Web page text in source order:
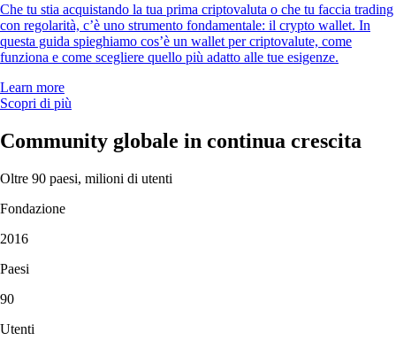
Che tu stia acquistando la tua prima criptovaluta o che tu faccia trading
con regolarità, c’è uno strumento fondamentale: il crypto wallet. In
questa guida spieghiamo cos’è un wallet per criptovalute, come
funziona e come scegliere quello più adatto alle tue esigenze.
Learn more
Scopri di più
Community globale in continua crescita
Oltre 90 paesi, milioni di utenti
Fondazione
2016
Paesi
90
Utenti